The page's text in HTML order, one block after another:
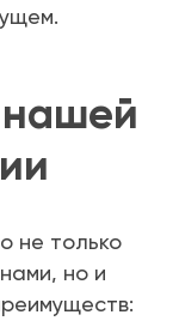
не только
но и